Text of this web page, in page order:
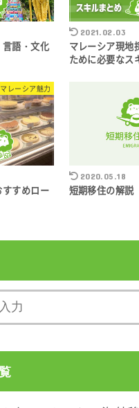
語・文化
2021.02.03
マレーシア現地
ために必要なス
マレーシア魅力
すめロー
2020.05.18
短期移住の解説